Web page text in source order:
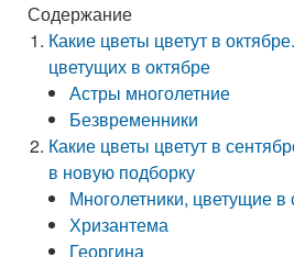
Содержание
Какие цветы цветут в
цветущих в октябре
Астры многолетние
Безвременники
Какие цветы цветут в
в новую подборку
Многолетники, цветущие в
Хризантема
Георгина